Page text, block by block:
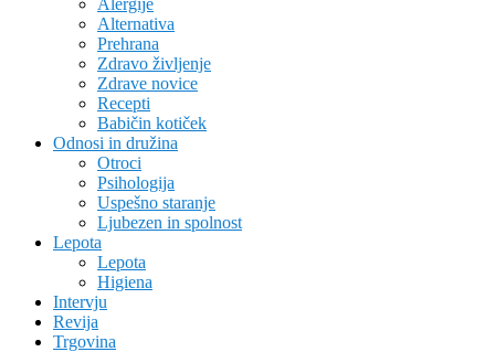
Alternativa
Prehrana
Zdravo življenje
Zdrave novice
Recepti
Babičin kotiček
Odnosi in družina
Otroci
Psihologija
Uspešno staranje
Ljubezen in spolnost
Lepota
Lepota
Higiena
Intervju
Revija
Trgovina